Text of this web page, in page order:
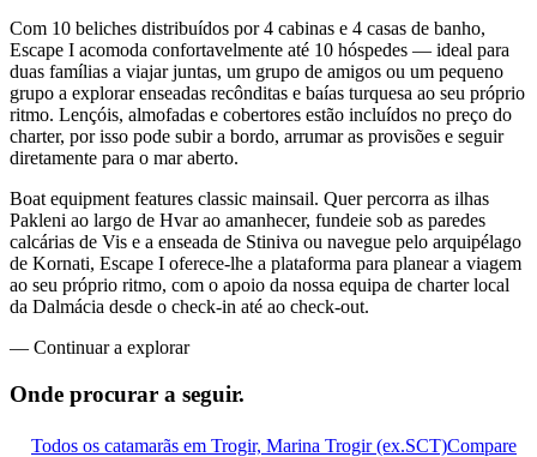
Com 10 beliches distribuídos por 4 cabinas e 4 casas de banho,
Escape I acomoda confortavelmente até 10 hóspedes — ideal para
duas famílias a viajar juntas, um grupo de amigos ou um pequeno
grupo a explorar enseadas recônditas e baías turquesa ao seu próprio
ritmo. Lençóis, almofadas e cobertores estão incluídos no preço do
charter, por isso pode subir a bordo, arrumar as provisões e seguir
diretamente para o mar aberto.
Boat equipment features classic mainsail. Quer percorra as ilhas
Pakleni ao largo de Hvar ao amanhecer, fundeie sob as paredes
calcárias de Vis e a enseada de Stiniva ou navegue pelo arquipélago
de Kornati, Escape I oferece-lhe a plataforma para planear a viagem
ao seu próprio ritmo, com o apoio da nossa equipa de charter local
da Dalmácia desde o check-in até ao check-out.
— Continuar a explorar
Onde procurar a seguir.
Todos os catamarãs em Trogir, Marina Trogir (ex.SCT)Compare